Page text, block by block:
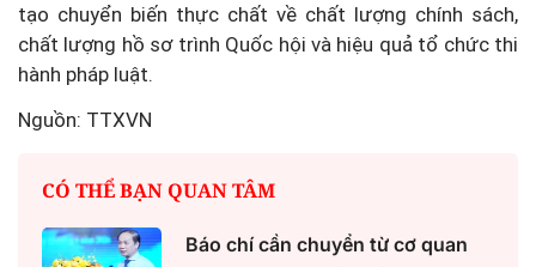
tạo chuyển biến thực chất về chất lượng chính sách,
chất lượng hồ sơ trình Quốc hội và hiệu quả tổ chức thi
hành pháp luật.
Nguồn: TTXVN
CÓ THỂ BẠN QUAN TÂM
Báo chí cần chuyển từ cơ quan